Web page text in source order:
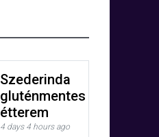
Szederinda
gluténmentes
étterem
4 days 4 hours ago